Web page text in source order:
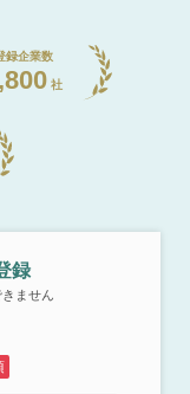
録企業数
社
録
ません